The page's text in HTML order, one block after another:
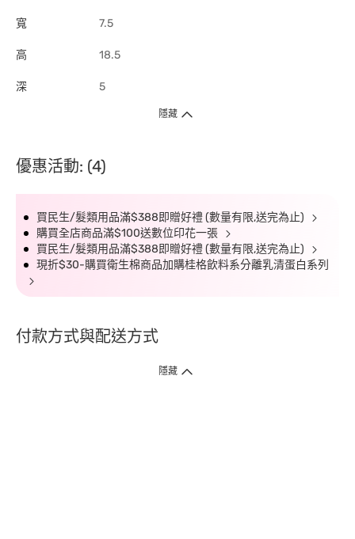
寬 7.5
高 18.5
深 5
隱藏
優惠活動: (4)
買民生/髮類用品滿$388即贈好禮 (數量有限,送完為止)
購買全店商品滿$100送數位印花一張
買民生/髮類用品滿$388即贈好禮 (數量有限,送完為止)
現折$30-購買衛生棉商品加購桂格飲料系分離乳清蛋白系列
付款方式與配送方式
隱藏